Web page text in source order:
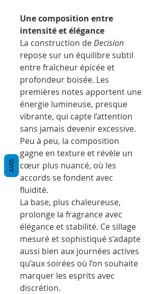
Une composition entre
intensité et élégance
La construction deDecision
repose sur un équilibre subtil
entre fraîcheur épicée et
profondeur boisée. Les
premières notes apportent une
énergie lumineuse, presque
vibrante, qui capte l’attention
sans jamais devenir excessive.
Peu à peu, la composition
gagne en texture et révèle un
cœur plus nuancé, où les
accords se fondent avec
fluidité.
La base, plus chaleureuse,
prolonge la fragrance avec
élégance et stabilité. Ce sillage
mesuré et sophistiqué s’adapte
aussi bien aux journées actives
qu’aux soirées où l’on souhaite
marquer les esprits avec
discrétion.
AVIS